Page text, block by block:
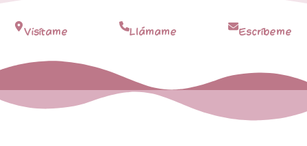
Visítame Llámame Escríbeme